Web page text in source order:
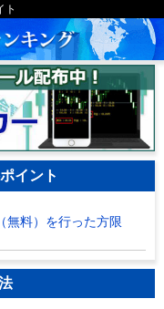
ト
イント
無料）を行った方限